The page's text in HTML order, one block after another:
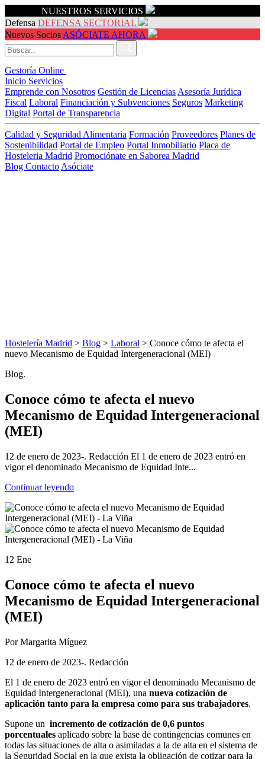
NUESTROS SERVICIOS
Defensa DEFENSA SECTORIAL
Nuevos Socios ASÓCIATE AHORA
Gestoría Online
Inicio Servicios
Emprende con Nosotros Gestión de Licencias Asesoría Jurídica
Fiscal Laboral Financiación y Subvenciones Seguros Marketing
Digital Portal de Transparencia
Calidad y Seguridad Alimentaria Formación Proveedores Planes de
Sostenibilidad Portal de Empleo Portal Inmobiliario Placa de
Hosteleria Madrid Promociónate en Saborea Madrid
Blog Contacto Asóciate
Hostelería Madrid > Blog > Laboral > Conoce cómo te afecta el
nuevo Mecanismo de Equidad Intergeneracional (MEI)
Blog.
Conoce cómo te afecta el nuevo
Mecanismo de Equidad Intergeneracional
(MEI)
12 de enero de 2023-. Redacción El 1 de enero de 2023 entró en
vigor el denominado Mecanismo de Equidad Inte...
Continuar leyendo
12 Ene
Conoce cómo te afecta el nuevo
Mecanismo de Equidad Intergeneracional
(MEI)
Por Margarita Míguez
12 de enero de 2023-. Redacción
El 1 de enero de 2023 entró en vigor el denominado Mecanismo de
Equidad Intergeneracional (MEI), una nueva cotización de
aplicación tanto para la empresa como para sus trabajadores.
Supone un incremento de cotización de 0,6 puntos
porcentuales aplicado sobre la base de contingencias comunes en
todas las situaciones de alta o asimiladas a la de alta en el sistema de
la Seguridad Social en la que exista la obligación de cotizar para la